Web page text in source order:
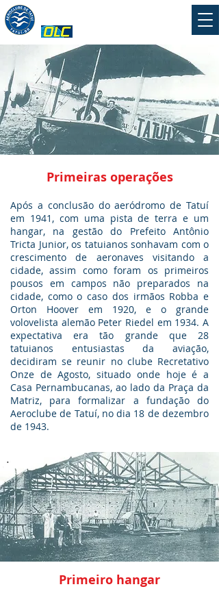
Primeiras operações
Após a conclusão do aeródromo de Tatuí
em 1941, com uma pista de terra e um
hangar, na gestão do Prefeito Antônio
Tricta Junior, os tatuianos sonhavam com o
crescimento de aeronaves visitando a
cidade, assim como foram os primeiros
pousos em campos não preparados na
cidade, como o caso dos irmãos Robba e
Orton Hoover em 1920, e o grande
volovelista alemão Peter Riedel em 1934. A
expectativa era tão grande que 28
tatuianos entusiastas da aviação,
decidiram se reunir no clube Recretativo
Onze de Agosto, situado onde hoje é a
Casa Pernambucanas, ao lado da Praça da
Matriz, para formalizar a fundação do
Aeroclube de Tatuí, no dia 18 de dezembro
de 1943.
Primeiro hangar